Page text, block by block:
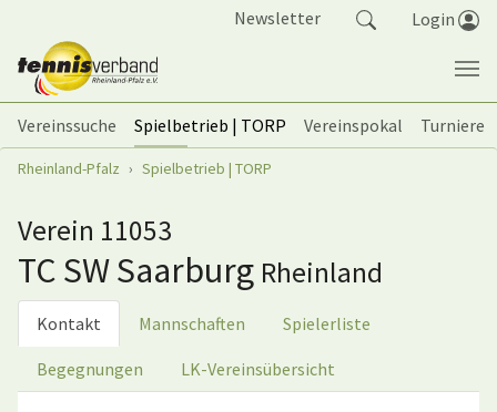
Newsletter Login
Vereinssuche Spielbetrieb | TORP Vereinspokal
Turniere
Sie sind hier:
Rheinland-Pfalz Spielbetrieb | TORP
Verein 11053
TC SW Saarburg Rheinland
Kontakt Mannschaften Spielerliste
Begegnungen LK-Vereinsübersicht